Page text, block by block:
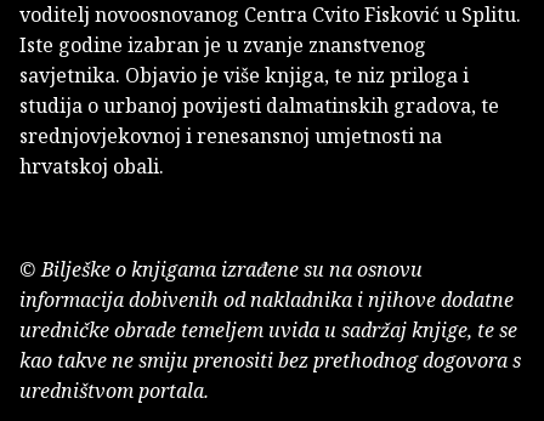
voditelj novoosnovanog Centra Cvito Fisković u Splitu.
Iste godine izabran je u zvanje znanstvenog
savjetnika. Objavio je više knjiga, te niz priloga i
studija o urbanoj povijesti dalmatinskih gradova, te
srednjovjekovnoj i renesansnoj umjetnosti na
hrvatskoj obali.
© Bilješke o knjigama izrađene su na osnovu
informacija dobivenih od nakladnika i njihove dodatne
uredničke obrade temeljem uvida u sadržaj knjige, te se
kao takve ne smiju prenositi bez prethodnog dogovora s
uredništvom portala.